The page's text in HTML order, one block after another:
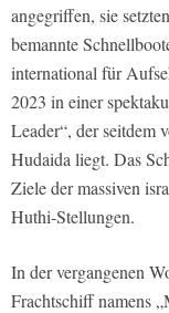
angegriffen, sie
bemannte
international für
2023 in einer
Leader“, der seitdem
Hudaida liegt. Das
Ziele der massiven
Huthi-Stellungen.
In der vergangenen
Frachtschiff namens